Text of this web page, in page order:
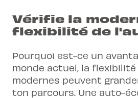
Vérifie la
flexibilité de
Pourquoi est-ce un
monde actuel, la
modernes peuvent
ton parcours. Une auto-